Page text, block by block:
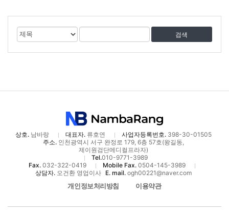
게
물
검
색
대
검
어
상호.남바랑 대표자.류호연 사업자등록번호.398-30-01505
주소.인천광역시 서구 완정로 179, 6층 57호(왕길동,
제이원검단메디컬프라자)
Tel.010-9771-3989
Fax. 032-322-0419 Mobile Fax. 0504-145-3989
상담자.오건환 영업이사 E. mail.ogh00221@naver.com
개인정보처리방침 이용약관